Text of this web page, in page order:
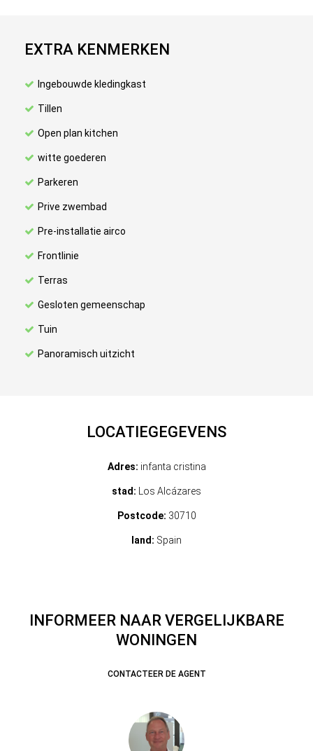
EXTRA KENMERKEN
Ingebouwde kledingkast
Tillen
Open plan kitchen
witte goederen
Parkeren
Prive zwembad
Pre-installatie airco
Frontlinie
Terras
Gesloten gemeenschap
Tuin
Panoramisch uitzicht
LOCATIEGEGEVENS
Adres: infanta cristina
stad: Los Alcázares
Postcode: 30710
land: Spain
INFORMEER NAAR VERGELIJKBARE
WONINGEN
CONTACTEER DE AGENT